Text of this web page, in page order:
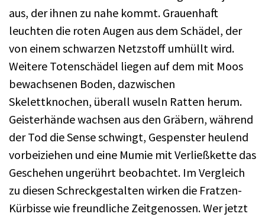
aus, der ihnen zu nahe kommt. Grauenhaft
leuchten die roten Augen aus dem Schädel, der
von einem schwarzen Netzstoff umhüllt wird.
Weitere Totenschädel liegen auf dem mit Moos
bewachsenen Boden, dazwischen
Skelettknochen, überall wuseln Ratten herum.
Geisterhände wachsen aus den Gräbern, während
der Tod die Sense schwingt, Gespenster heulend
vorbeiziehen und eine Mumie mit Verließkette das
Geschehen ungerührt beobachtet. Im Vergleich
zu diesen Schreckgestalten wirken die Fratzen-
Kürbisse wie freundliche Zeitgenossen. Wer jetzt